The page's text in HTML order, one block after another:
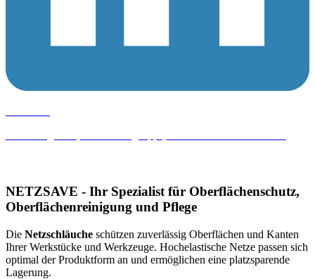
NETZSAVE - Ihr Spezialist für Oberflächenschutz,
Oberflächenreinigung und Pflege
Die Netzschläuche schützen zuverlässig Oberflächen und Kanten
Ihrer Werkstücke und Werkzeuge. Hochelastische Netze passen sich
optimal der Produktform an und ermöglichen eine platzsparende
Lagerung.